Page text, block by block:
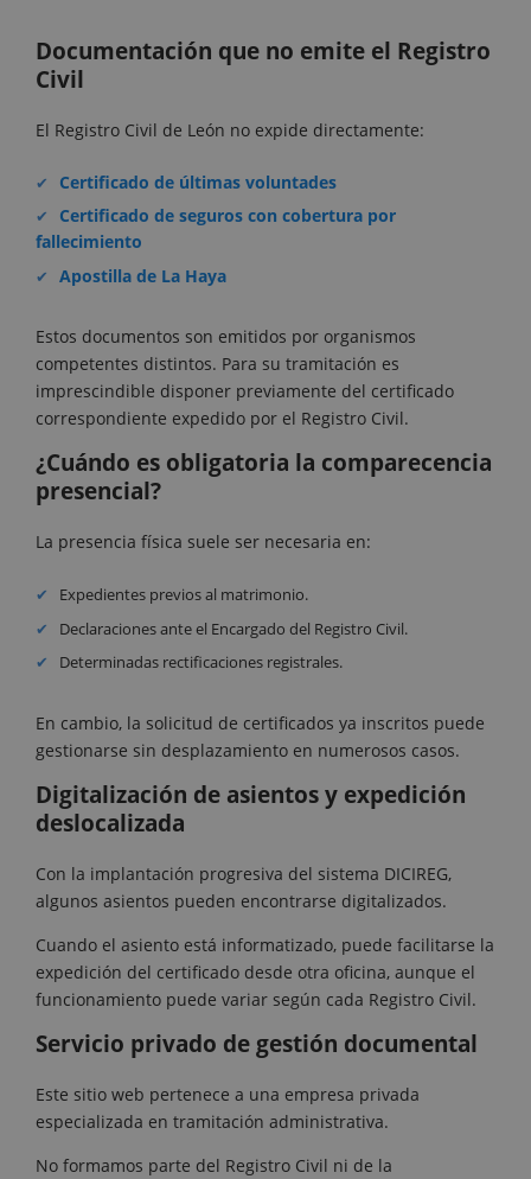
Documentación que no emite el Registro
Civil
El Registro Civil de León no expide directamente:
Certificado de últimas voluntades
Certificado de seguros con cobertura por
fallecimiento
Apostilla de La Haya
Estos documentos son emitidos por organismos
competentes distintos. Para su tramitación es
imprescindible disponer previamente del certificado
correspondiente expedido por el Registro Civil.
¿Cuándo es obligatoria la comparecencia
presencial?
La presencia física suele ser necesaria en:
Expedientes previos al matrimonio.
Declaraciones ante el Encargado del Registro Civil.
Determinadas rectificaciones registrales.
En cambio, la solicitud de certificados ya inscritos puede
gestionarse sin desplazamiento en numerosos casos.
Digitalización de asientos y expedición
deslocalizada
Con la implantación progresiva del sistema DICIREG,
algunos asientos pueden encontrarse digitalizados.
Cuando el asiento está informatizado, puede facilitarse la
expedición del certificado desde otra oficina, aunque el
funcionamiento puede variar según cada Registro Civil.
Servicio privado de gestión documental
Este sitio web pertenece a una empresa privada
especializada en tramitación administrativa.
No formamos parte del Registro Civil ni de la